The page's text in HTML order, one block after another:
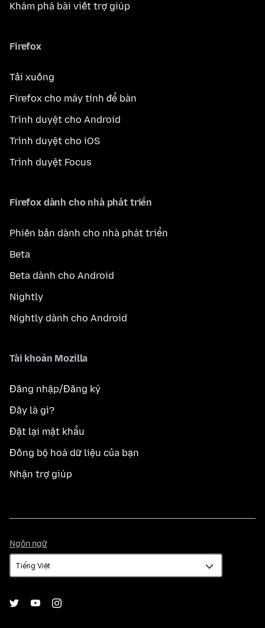
Khám phá bài viết trợ giúp
Firefox
Tải xuống
Firefox cho máy tính để bàn
Trình duyệt cho Android
Trình duyệt cho iOS
Trình duyệt Focus
Firefox dành cho nhà phát triển
Phiên bản dành cho nhà phát triển
Beta
Beta dành cho Android
Nightly
Nightly dành cho Android
Tài khoản Mozilla
Đăng nhập/Đăng ký
Đây là gì?
Đặt lại mật khẩu
Đồng bộ hoá dữ liệu của bạn
Nhận trợ giúp
Ngôn ngữ
ngữ